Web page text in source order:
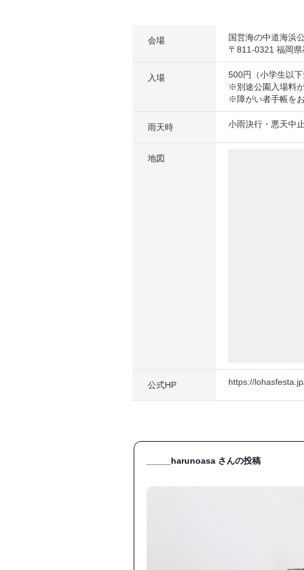
会場
国営海の中道海浜
〒811-0321 福岡
入場
500円（小学生以下
※別途公園入場料
※障がい者手帳を
雨天時 小雨決行・悪天中止
地図
公式HP https://
_____harunoasa さんの投稿